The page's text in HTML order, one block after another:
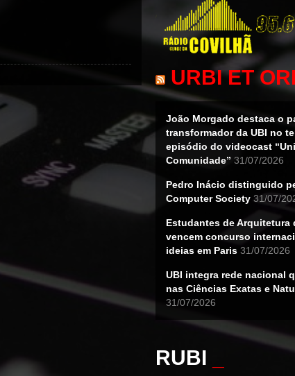
URBI ET
João Morgado destaca o
transformador da UBI no
episódio do videocast
Comunidade” 31/07/2026
Pedro Inácio distinguido
Computer Society 31/07/
Estudantes de Arquitetura
vencem concurso
ideias em Paris 31/07/2026
UBI integra rede nacional
nas Ciências Exatas e
31/07/2026
RUBI